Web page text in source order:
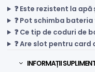
❓ Este rezistent la apă
❓ Pot schimba
❓ Ce tip de coduri de
❓ Are slot pentru card
INFORMAȚII